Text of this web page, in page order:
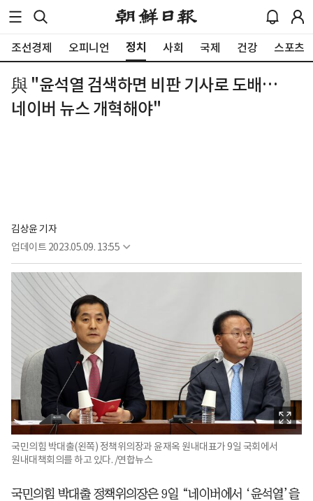
조선경제 오피니언 정치 사회 국제 건강 스포츠
與 "윤석열 검색하면 비판 기사로 도배…
네이버 뉴스 개혁해야"
김상윤 기자
업데이트 2023.05.09. 13:55
국민의힘 박대출(왼쪽) 정책위의장과 윤재옥 원내대표가 9일 국회에서
원내대책회의를 하고 있다. /연합뉴스
국민의힘 박대출 정책위의장은 9일 “네이버에서 ‘윤석열’을